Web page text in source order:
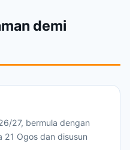
demi
27, bermula dengan
21 Ogos dan disusun